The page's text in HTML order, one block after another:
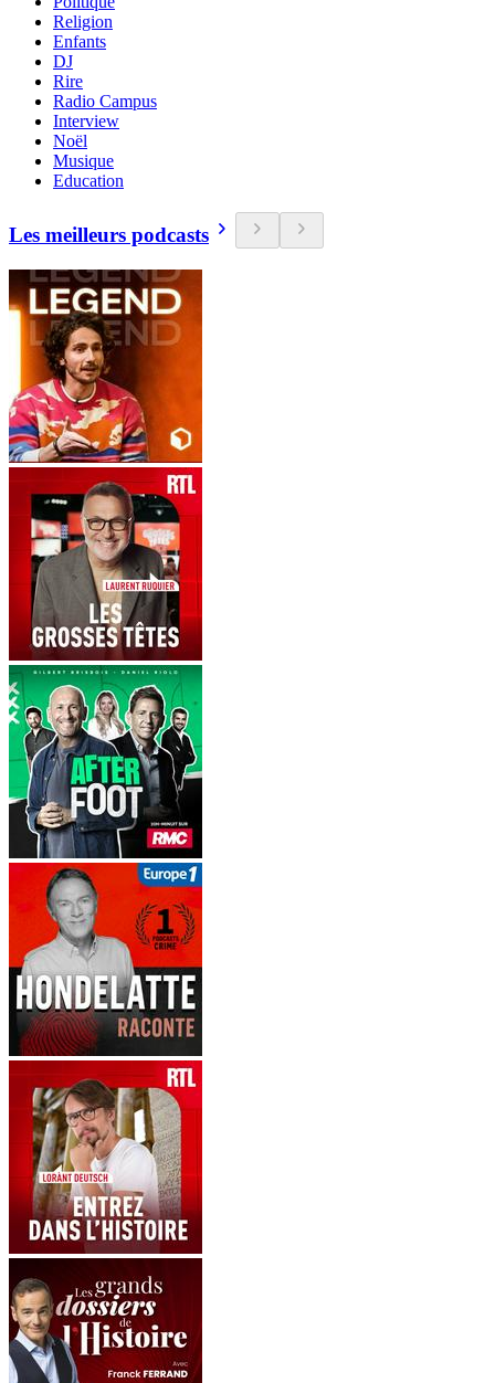
Religion
Enfants
DJ
Rire
Radio Campus
Interview
Noël
Musique
Education
Les meilleurs podcasts